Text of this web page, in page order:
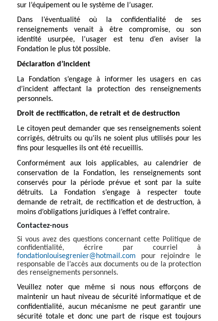
sur l’équipement ou le système de l’usager.
Dans l’éventualité où la confidentialité de ses
renseignements venait à être compromise, ou son
identité usurpée, l’usager est tenu d’en aviser la
Fondation le plus tôt possible.
Déclaration d’incident
La Fondation s’engage à informer les usagers en cas
d’incident affectant la protection des renseignements
personnels.
Droit de rectification, de retrait et de destruction
Le citoyen peut demander que ses renseignements soient
corrigés, détruits ou qu’ils ne soient plus utilisés pour les
fins pour lesquelles ils ont été recueillis.
Conformément aux lois applicables, au calendrier de
conservation de la Fondation, les renseignements sont
conservés pour la période prévue et sont par la suite
détruits. La Fondation s’engage à respecter toute
demande de retrait, de rectification et de destruction, à
moins d’obligations juridiques à l’effet contraire.
Contactez-nous
Si vous avez des questions concernant cette Politique de
confidentialité, écrire par courriel à
fondationlouisegrenier@hotmail.com pour rejoindre le
responsable de l’accès aux documents ou de la protection
des renseignements personnels.
Veuillez noter que même si nous nous efforçons de
maintenir un haut niveau de sécurité informatique et de
confidentialité, aucun mécanisme ne peut garantir une
sécurité totale et donc une part de risque est toujours